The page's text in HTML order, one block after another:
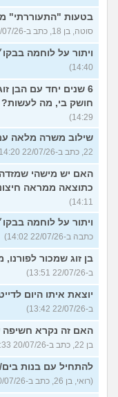
בטעות "התעוררתי"
סוטה, בן 18, כתב ב-22/07/26 14:51)
ויתור על לוחמה
14:40)
6 שנים יחד עם הבן
חושק בי, מה לעשות?
14:29)
שילוב משרה מלאה עם
22, כתב ב-22/07/26 14:20)
האם יש מישהי
כתוצאה ממראה
14:11)
ויתור על לוחמה
כתבה ב-22/07/26 14:02)
בן זוג שמכור
ב-22/07/26 13:51)
יוצאת איתו היום
ב-22/07/26 13:42)
האם זה נקרא חשיפה
בן 22, כתב ב-20/07/26 17:33)
להתחיל עם בנות בים/
(רואי, בן 26, כתב ב-20/07/26 17:22)